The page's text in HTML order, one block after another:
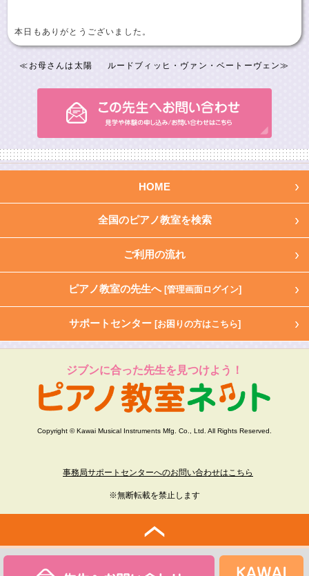
本日もありがとうございました。
≪ お母さんは太陽 ルードブィッヒ・ヴァン・ベートーヴェン≫
HOME
全国のピアノ教室を検索
ご利用の流れ
ピアノ教室の先生へ [管理画面ログイン]
サポートセンター [お困りの方はこちら]
ジブンに合った先生を見つけよう！
Copyright © Kawai Musical Instruments Mfg. Co., Ltd. All Rights Reserved.
事務局サポートセンターへのお問い合わせはこちら
※無断転載を禁止します